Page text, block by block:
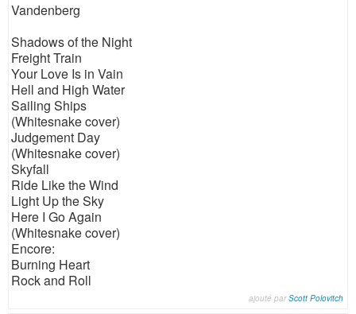
Vandenberg
Shadows of the Night
Freight Train
Your Love Is in Vain
Hell and High Water
Sailing Ships
(Whitesnake cover)
Judgement Day
(Whitesnake cover)
Skyfall
Ride Like the Wind
Light Up the Sky
Here I Go Again
(Whitesnake cover)
Encore:
Burning Heart
Rock and Roll
ajouté parScott Polovitch